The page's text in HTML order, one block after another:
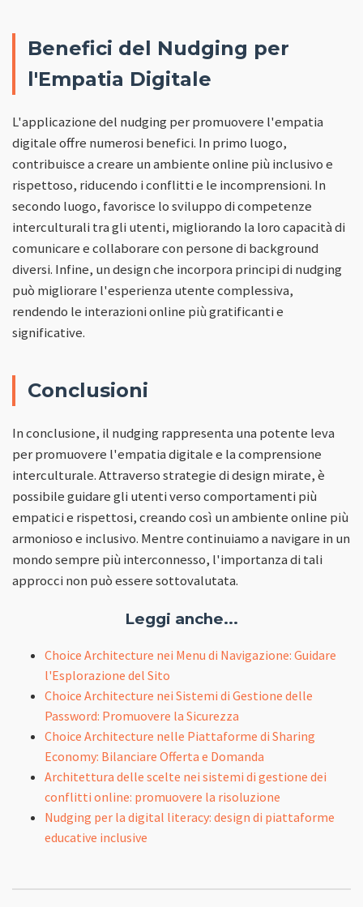
Benefici del Nudging per
l'Empatia Digitale
L'applicazione del nudging per promuovere l'empatia
digitale offre numerosi benefici. In primo luogo,
contribuisce a creare un ambiente online più inclusivo e
rispettoso, riducendo i conflitti e le incomprensioni. In
secondo luogo, favorisce lo sviluppo di competenze
interculturali tra gli utenti, migliorando la loro capacità di
comunicare e collaborare con persone di background
diversi. Infine, un design che incorpora principi di nudging
può migliorare l'esperienza utente complessiva,
rendendo le interazioni online più gratificanti e
significative.
Conclusioni
In conclusione, il nudging rappresenta una potente leva
per promuovere l'empatia digitale e la comprensione
interculturale. Attraverso strategie di design mirate, è
possibile guidare gli utenti verso comportamenti più
empatici e rispettosi, creando così un ambiente online più
armonioso e inclusivo. Mentre continuiamo a navigare in un
mondo sempre più interconnesso, l'importanza di tali
approcci non può essere sottovalutata.
Leggi anche...
Choice Architecture nei Menu di Navigazione: Guidare
l'Esplorazione del Sito
Choice Architecture nei Sistemi di Gestione delle
Password: Promuovere la Sicurezza
Choice Architecture nelle Piattaforme di Sharing
Economy: Bilanciare Offerta e Domanda
Architettura delle scelte nei sistemi di gestione dei
conflitti online: promuovere la risoluzione
Nudging per la digital literacy: design di piattaforme
educative inclusive